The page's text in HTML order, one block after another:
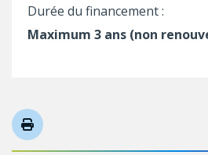
Durée du financement :
Maximum 3 ans (non